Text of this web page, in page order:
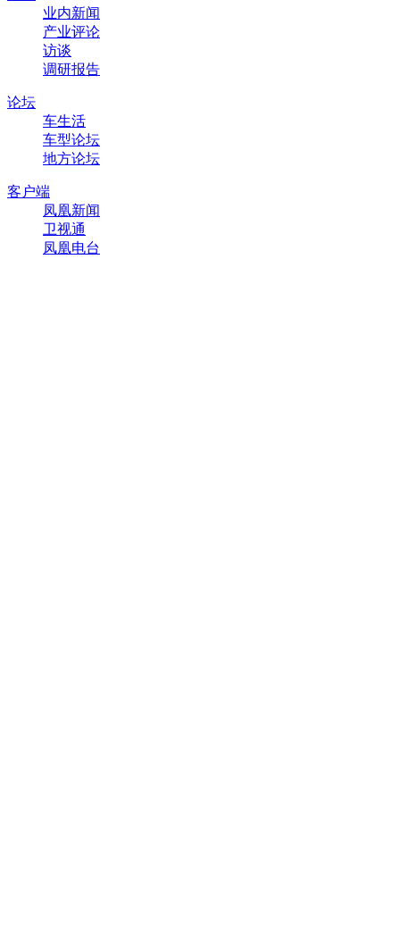
业内新闻
产业评论
访谈
调研报告
论坛
车生活
车型论坛
地方论坛
客户端
凤凰新闻
卫视通
凤凰电台